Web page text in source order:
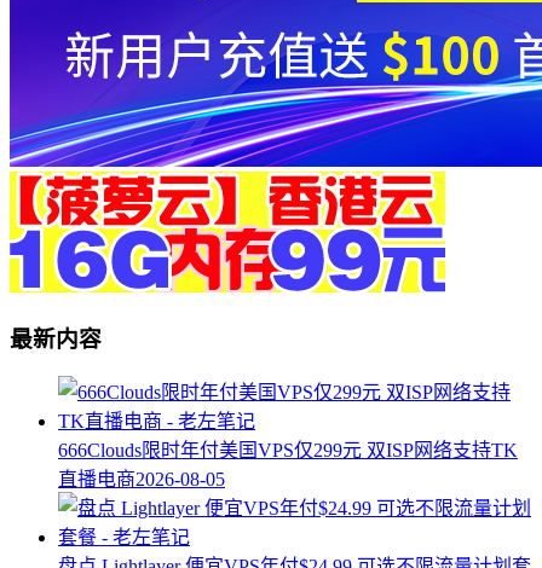
最新内容
666Clouds限时年付美国VPS仅299元 双ISP网络支持TK
直播电商2026-08-05